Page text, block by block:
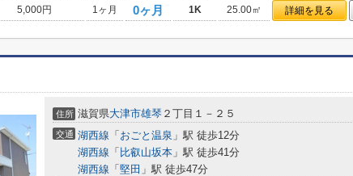
5,000円 1ヶ月 0ヶ月 1K 25.00㎡ 詳細を見る
住所 滋賀県大津市雄琴 ２丁目１－２５
交通 湖西線 「 おごと温泉 」駅 徒歩12分
湖西線 「 比叡山坂本 」駅 徒歩41分
湖西線 「 堅田 」駅 徒歩47分